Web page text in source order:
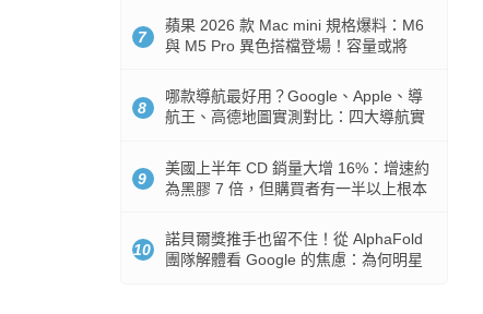
7
蘋果 2026 款 Mac mini 規格爆料：M6
與 M5 Pro 異色搭檔登場！容量或將
8
哪款導航最好用？Google、Apple、導
航王、高德地圖實測對比：四大導航實
9
美國上半年 CD 銷量大增 16%：增速約
為黑膠 7 倍，但購買者有一半以上根本
10
諾貝爾獎推手也留不住！從 AlphaFold
團隊解體看 Google 的焦慮：為何明星